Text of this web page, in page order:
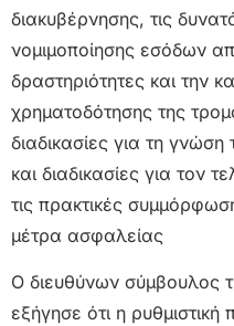
διακυβέρνησης, τις
νομιμοποίησης εσόδων
δραστηριότητες και την
χρηματοδότησης της
διαδικασίες για τη γνώση
και διαδικασίες για τον
τις πρακτικές
μέτρα ασφαλείας
Ο διευθύνων σύμβουλος
εξήγησε ότι η